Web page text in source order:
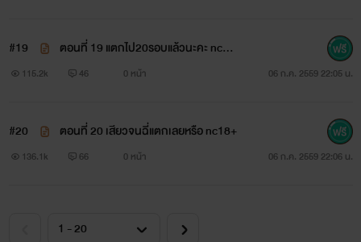
รอออยไง ผมเดินตามหาออยทั่วทั้งศูนย์ เดินไปดูทุกห้อง จนผม
ได้ยินเสียงออยดังออกมาจากห้องนี้" เขายิ้มน่ากลัวเหมือนผีร้าย
"เอ๊ะ" ออยอุทานอย่างตกใจปนโมโห เธอรู้สึกเหมือนเธอโดน
#19
ตอนที่ 19 แตกไป20รอบแล้วนะคะ nc18
115.2k 46 0 หน้า 06 ก.ค. 2559 22:05 น.
#20 ตอนที่ 20 เสียวจนฉี่แตกเลยหรือ nc18+
136.1k 66 0 หน้า 06 ก.ค. 2559 22:06 น.